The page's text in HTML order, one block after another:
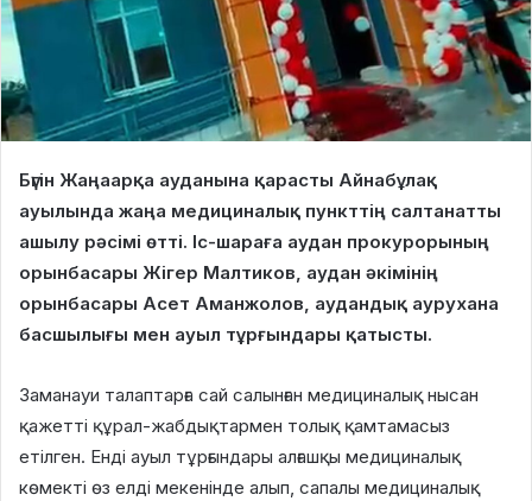
Бүгін Жаңаарқа ауданына қарасты Айнабұлақ
ауылында жаңа медициналық пункттің салтанатты
ашылу рәсімі өтті. Іс-шараға аудан прокурорының
орынбасары Жігер Малтиков, аудан әкімінің
орынбасары Асет Аманжолов, аудандық аурухана
басшылығы мен ауыл тұрғындары қатысты.
Заманауи талаптарға сай салынған медициналық нысан
қажетті құрал-жабдықтармен толық қамтамасыз
етілген. Енді ауыл тұрғындары алғашқы медициналық
көмекті өз елді мекенінде алып, сапалы медициналық